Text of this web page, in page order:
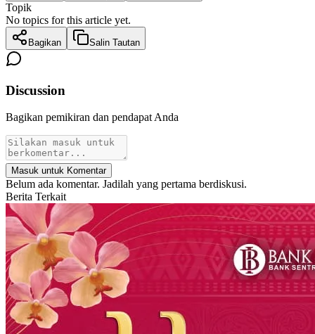
Topik
No topics for this article yet.
Bagikan Salin Tautan
Discussion
Bagikan pemikiran dan pendapat Anda
Masuk untuk Komentar
Belum ada komentar. Jadilah yang pertama berdiskusi.
Berita Terkait